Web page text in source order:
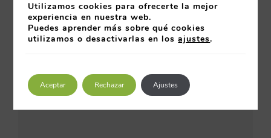
Utilizamos cookies para ofrecerte la mejor
experiencia en nuestra web.
Puedes aprender más sobre qué cookies
utilizamos o desactivarlas en losajustes.
Aceptar Rechazar Ajustes